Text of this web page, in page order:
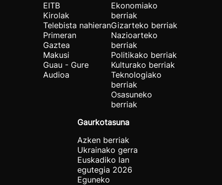
EITB
Kirolak
Telebista nahieran
Primeran
Gaztea
Makusi
Guau - Gure
Audioa
Ekonomiako
berriak
Gizarteko berriak
Nazioarteko
berriak
Politikako berriak
Kulturako berriak
Teknologiako
berriak
Osasuneko
berriak
Gaurkotasuna
Azken berriak
Ukrainako gerra
Euskadiko lan
egutegia 2026
Eguneko